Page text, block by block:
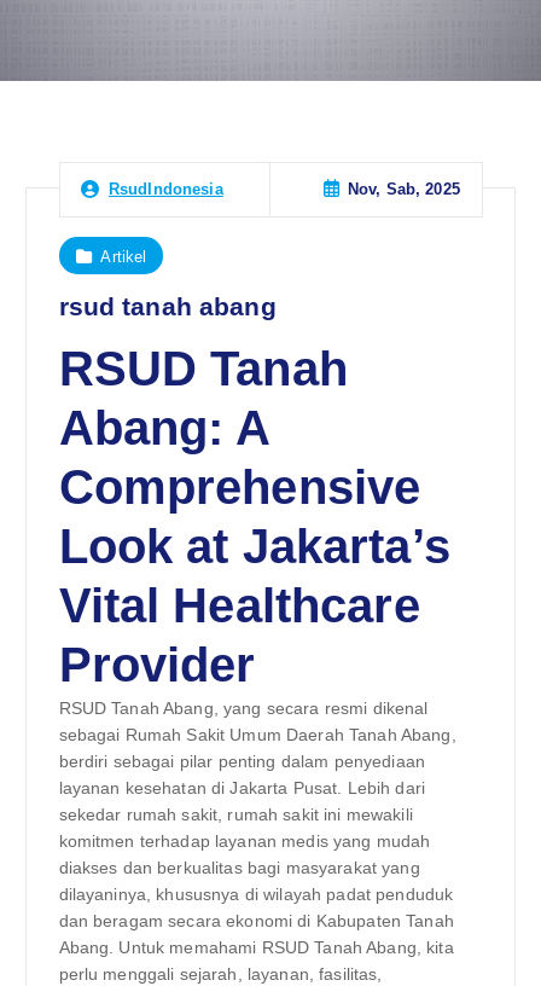
RsudIndonesia Nov, Sab, 2025
Artikel
rsud tanah abang
RSUD Tanah
Abang: A
Comprehensive
Look at Jakarta’s
Vital Healthcare
Provider
RSUD Tanah Abang, yang secara resmi dikenal
sebagai Rumah Sakit Umum Daerah Tanah Abang,
berdiri sebagai pilar penting dalam penyediaan
layanan kesehatan di Jakarta Pusat. Lebih dari
sekedar rumah sakit, rumah sakit ini mewakili
komitmen terhadap layanan medis yang mudah
diakses dan berkualitas bagi masyarakat yang
dilayaninya, khususnya di wilayah padat penduduk
dan beragam secara ekonomi di Kabupaten Tanah
Abang. Untuk memahami RSUD Tanah Abang, kita
perlu menggali sejarah, layanan, fasilitas,